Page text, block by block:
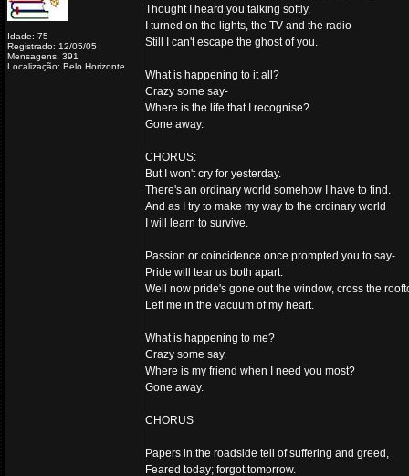
Idade: 75
Registrado: 12/05/05
Mensagens: 391
Localização: Belo Horizonte
Thought I heard you talking softly.
I turned on the lights, the TV and the radio
Still I can't escape the ghost of you.
What is happening to it all?
Crazy some say-
Where is the life that I recognise?
Gone away.
CHORUS:
But I won't cry for yesterday.
There's an ordinary world somehow I have to find.
And as I try to make my way to the ordinary world
I will learn to survive.
Passion or coincidence once prompted you to say-
Pride will tear us both apart.
Well now pride's gone out the window, cross the
Left me in the vacuum of my heart.
What is happening to me?
Crazy some say.
Where is my friend when I need you most?
Gone away.
CHORUS
Papers in the roadside tell of suffering and greed,
Feared today; forgot tomorrow.